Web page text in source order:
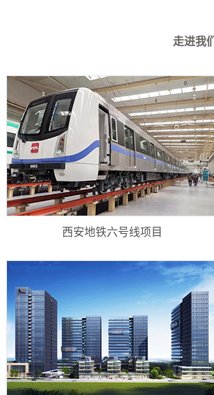
走进我们
西安地铁六号线项目